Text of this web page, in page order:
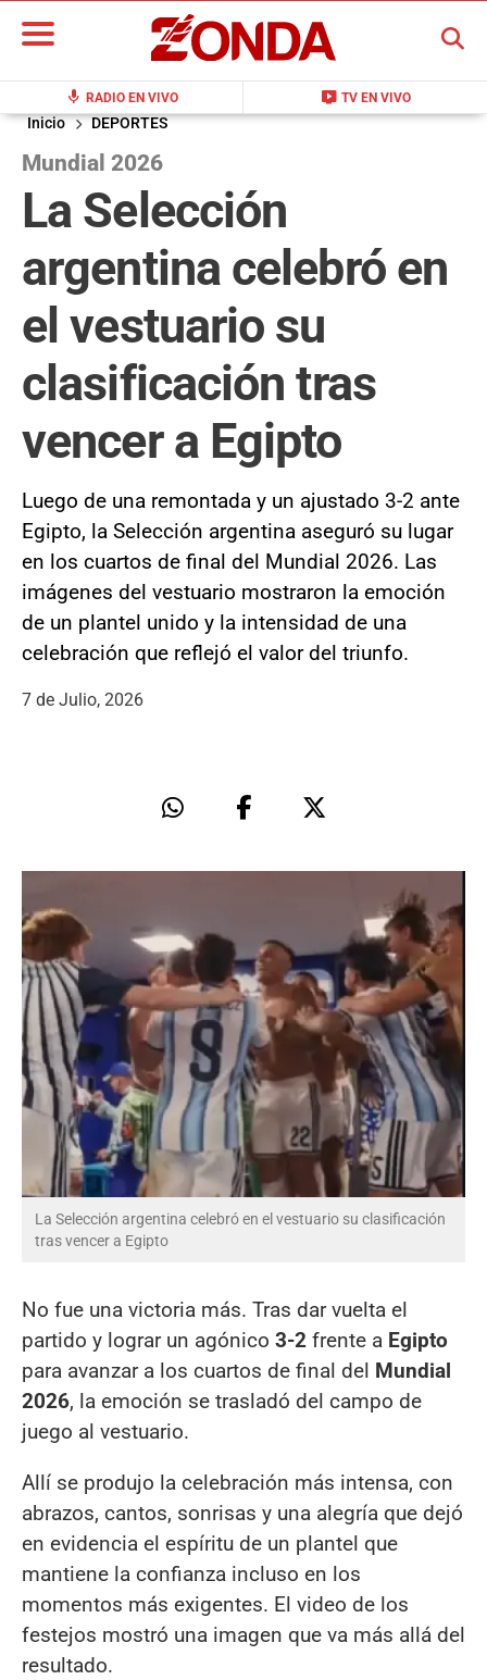
mic RADIO EN VIVO live_tv TV EN VIVO
BUSCAR
Inicio DEPORTES
Mundial 2026
La Selección
argentina celebró en
el vestuario su
clasificación tras
vencer a Egipto
Luego de una remontada y un ajustado 3-2 ante
Egipto, la Selección argentina aseguró su lugar
en los cuartos de final del Mundial 2026. Las
imágenes del vestuario mostraron la emoción
de un plantel unido y la intensidad de una
celebración que reflejó el valor del triunfo.
7 de Julio, 2026
La Selección argentina celebró en el vestuario su clasificación
tras vencer a Egipto
No fue una victoria más. Tras dar vuelta el
partido y lograr un agónico 3-2 frente a Egipto
para avanzar a los cuartos de final del Mundial
2026, la emoción se trasladó del campo de
juego al vestuario.
Allí se produjo la celebración más intensa, con
abrazos, cantos, sonrisas y una alegría que dejó
en evidencia el espíritu de un plantel que
mantiene la confianza incluso en los
momentos más exigentes. El video de los
festejos mostró una imagen que va más allá del
resultado.